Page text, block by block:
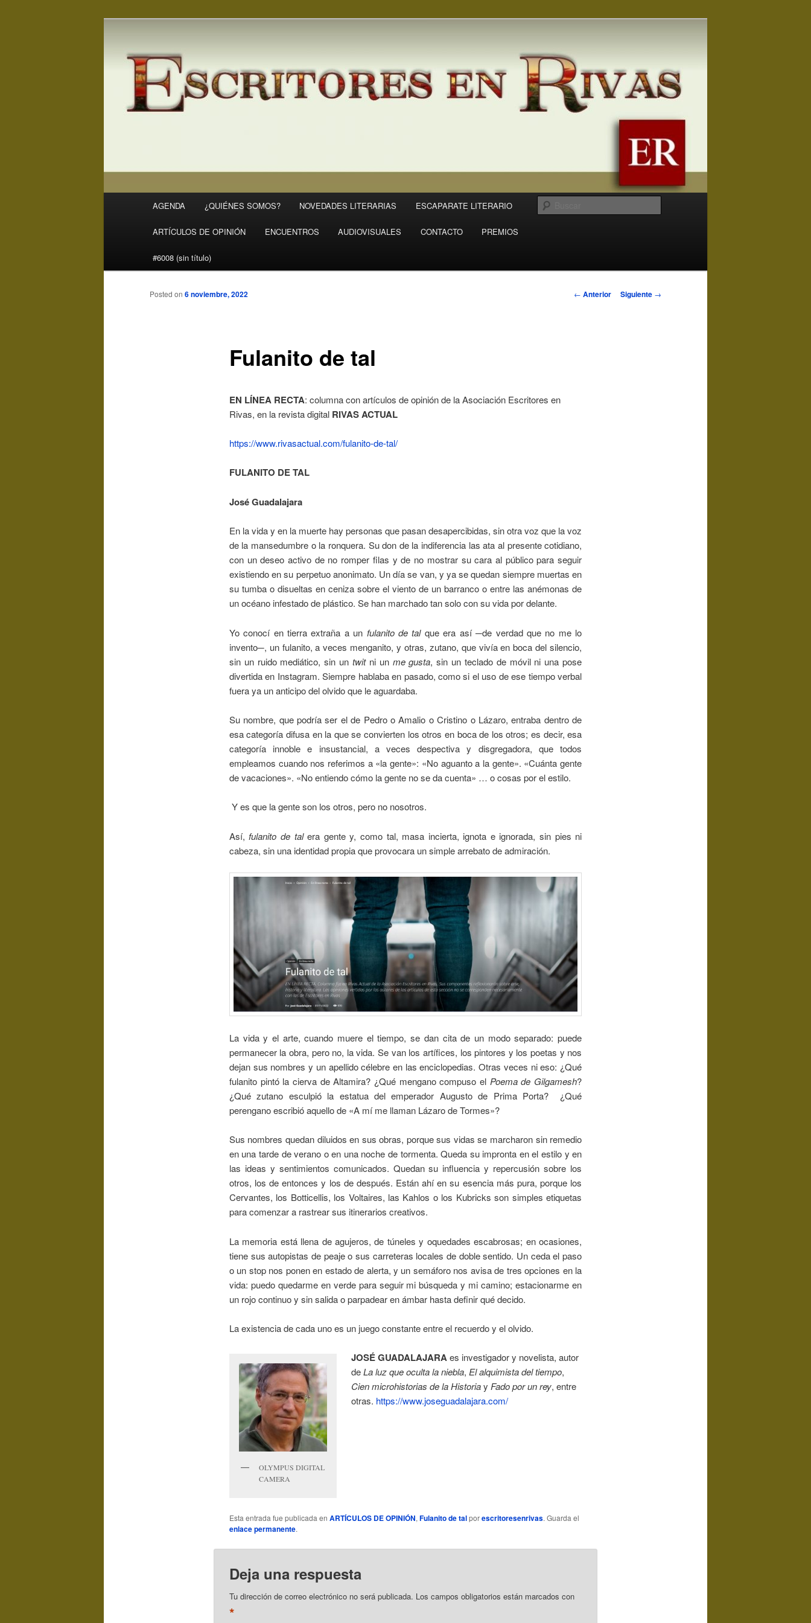
ER
AGENDA ¿QUIÉNES SOMOS? NOVEDADES LITERARIAS ESCAPARATE LITERARIO
ARTÍCULOS DE OPINIÓN ENCUENTROS AUDIOVISUALES CONTACTO PREMIOS
#6008 (sin título)
Navegación
← Anterior Siguiente →
Fulanito de tal
Posted on 6 noviembre, 2022
EN LÍNEA RECTA: columna con artículos de opinión de la Asociación Escritores en
Rivas, en la revista digital RIVAS ACTUAL
https://www.rivasactual.com/fulanito-de-tal/
FULANITO DE TAL
José Guadalajara
En la vida y en la muerte hay personas que pasan desapercibidas, sin otra voz que la voz
de la mansedumbre o la ronquera. Su don de la indiferencia las ata al presente cotidiano,
con un deseo activo de no romper filas y de no mostrar su cara al público para seguir
existiendo en su perpetuo anonimato. Un día se van, y ya se quedan siempre muertas en
su tumba o disueltas en ceniza sobre el viento de un barranco o entre las anémonas de
un océano infestado de plástico. Se han marchado tan solo con su vida por delante.
Yo conocí en tierra extraña a un fulanito de talque era así ─de verdad que no me lo
invento─, un fulanito, a veces menganito, y otras, zutano, que vivía en boca del silencio,
sin un ruido mediático, sin un twit ni un me gusta, sin un teclado de móvil ni una pose
divertida en Instagram. Siempre hablaba en pasado, como si el uso de ese tiempo verbal
fuera ya un anticipo del olvido que le aguardaba.
Su nombre, que podría ser el de Pedro o Amalio o Cristino o Lázaro, entraba dentro de
esa categoría difusa en la que se convierten los otros en boca de los otros; es decir, esa
categoría innoble e insustancial, a veces despectiva y disgregadora, que todos
empleamos cuando nos referimos a «la gente»: «No aguanto a la gente». «Cuánta gente
de vacaciones». «No entiendo cómo la gente no se da cuenta» … o cosas por el estilo.
Y es que la gente son los otros, pero no nosotros.
Así, fulanito de talera gente y, como tal, masa incierta, ignota e ignorada, sin pies ni
cabeza, sin una identidad propia que provocara un simple arrebato de admiración.
La vida y el arte, cuando muere el tiempo, se dan cita de un modo separado: puede
permanecer la obra, pero no, la vida. Se van los artífices, los pintores y los poetas y nos
dejan sus nombres y un apellido célebre en las enciclopedias. Otras veces ni eso: ¿Qué
fulanito pintó la cierva de Altamira? ¿Qué mengano compuso el Poema de Gilgamesh?
¿Qué zutano esculpió la estatua del emperador Augusto de Prima Porta? ¿Qué
perengano escribió aquello de «A mí me llaman Lázaro de Tormes»?
Sus nombres quedan diluidos en sus obras, porque sus vidas se marcharon sin remedio
en una tarde de verano o en una noche de tormenta. Queda su impronta en el estilo y en
las ideas y sentimientos comunicados. Quedan su influencia y repercusión sobre los
otros, los de entonces y los de después. Están ahí en su esencia más pura, porque los
Cervantes, los Botticellis, los Voltaires, las Kahlos o los Kubricks son simples etiquetas
para comenzar a rastrear sus itinerarios creativos.
La memoria está llena de agujeros, de túneles y oquedades escabrosas; en ocasiones,
tiene sus autopistas de peaje o sus carreteras locales de doble sentido. Un ceda el paso
o un stop nos ponen en estado de alerta, y un semáforo nos avisa de tres opciones en la
vida: puedo quedarme en verde para seguir mi búsqueda y mi camino; estacionarme en
un rojo continuo y sin salida o parpadear en ámbar hasta definir qué decido.
La existencia de cada uno es un juego constante entre el recuerdo y el olvido.
OLYMPUS DIGITAL
CAMERA
JOSÉ GUADALAJARAes investigador y novelista, autor
deLa luz que oculta la niebla,El alquimista del tiempo,
Cien microhistorias de la HistoriayFado por un rey, entre
otras. https://www.joseguadalajara.com/
Esta entrada fue publicada en ARTÍCULOS DE OPINIÓN, Fulanito de talporescritoresenrivas. Guarda el
enlace permanente.
Deja una respuesta
Tu dirección de correo electrónico no será publicada. Los campos obligatorios están marcados con
*